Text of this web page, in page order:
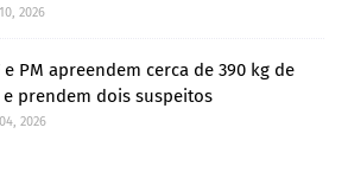
2026
e PM apreendem cerca de 390 kg de
e prendem dois suspeitos
2026